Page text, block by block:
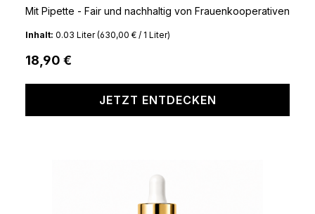
Mit Pipette - Fair und nachhaltig von Frauenkooperativen
Inhalt: 0.03 Liter(630,00 € / 1 Liter)
18,90 €
JETZT ENTDECKEN